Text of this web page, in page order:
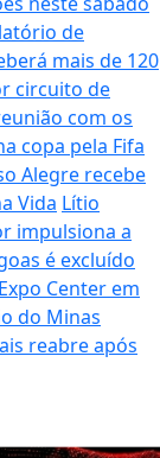
de
mais de 120
circuito de
com os
copa pela Fifa
Alegre recebe
Vida Lítio
impulsiona a
é excluído
Center em
do Minas
reabre após